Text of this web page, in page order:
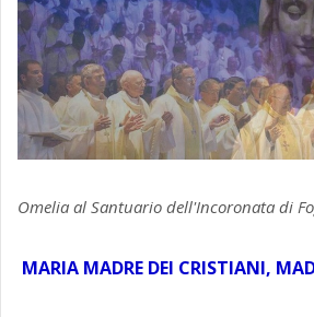
Omelia al Santuario dell'Incoronata di
MARIA MADRE DEI CRISTIANI,